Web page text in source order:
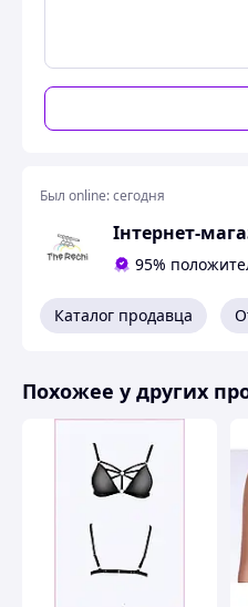
Съёмные тонкие
Возможность
Незаметен под
Материал:мягкий
Выбирайте комфорт и
Похожие товары по
Был online:сегодня
Інтернет-
95%
Каталог продавца
Похожее у других